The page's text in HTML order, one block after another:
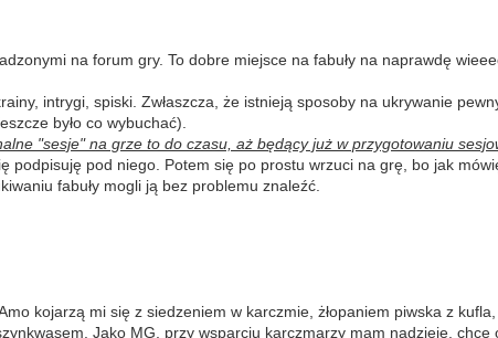
na forum gry. To dobre miejsce na fabuły na naprawdę
intrygi, spiski. Zwłaszcza, że istnieją sposoby na ukrywanie
było co wybuchać).
"sesje" na grze to do czasu, aż będący już w przygotowaniu
podpisuję pod niego. Potem się po prostu wrzuci na grę, bo jak
fabuły mogli ją bez problemu znaleźć.
kojarzą mi się z siedzeniem w karczmie, żłopaniem piwska z
Jako MG, przy wsparciu karczmarzy mam nadzieję,